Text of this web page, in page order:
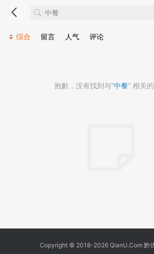
综合 留言 人气 评论
抱歉，没有找到与“中餐” 相关
Copyright © 2018-2026 QianU.Com 黔